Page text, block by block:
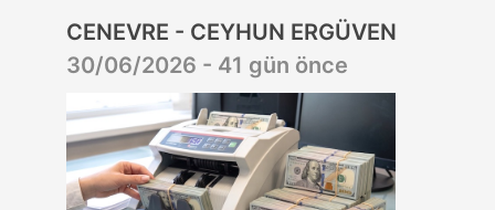
CENEVRE - CEYHUN ERGÜVEN
30/06/2026 - 41 gün önce